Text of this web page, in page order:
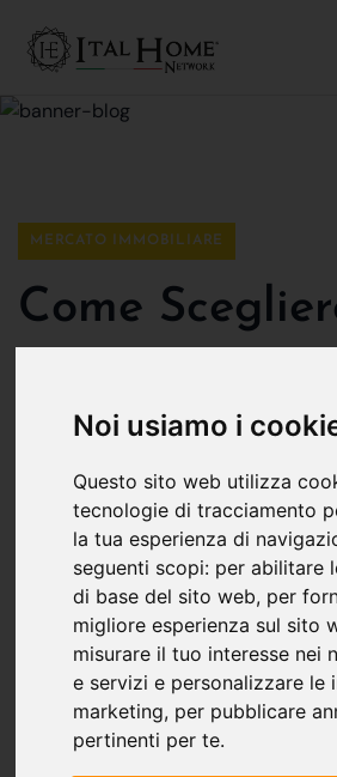
Noi usiamo i
Questo sito web utilizza
tecnologie di tracciamento
la tua esperienza di
seguenti scopi: per abilitare
di base del sito web, per
migliore esperienza sul sito
misurare il tuo interesse nei
e servizi e personalizzare le
marketing, per pubblicare
pertinenti per te.
MERCATO IMMOBILIARE
Come
Vostra Casa: I
Di Un
Ital Home Bergamo 18 settembre
Come scegliere i
per la vostra casa?
consigli di un